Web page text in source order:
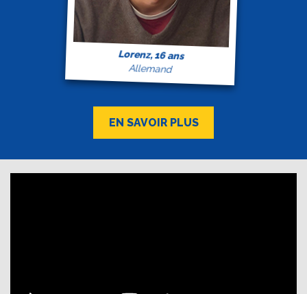
Lorenz, 16 ans
Allemand
EN SAVOIR PLUS